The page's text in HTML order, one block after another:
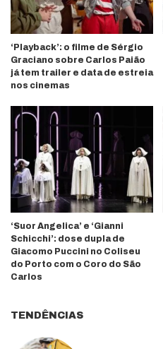
‘Playback’: o filme de Sérgio
Graciano sobre Carlos Paião
já tem trailer e data de estreia
nos cinemas
‘Suor Angelica’ e ‘Gianni
Schicchi’: dose dupla de
Giacomo Puccini no Coliseu
do Porto com o Coro do São
Carlos
TENDÊNCIAS